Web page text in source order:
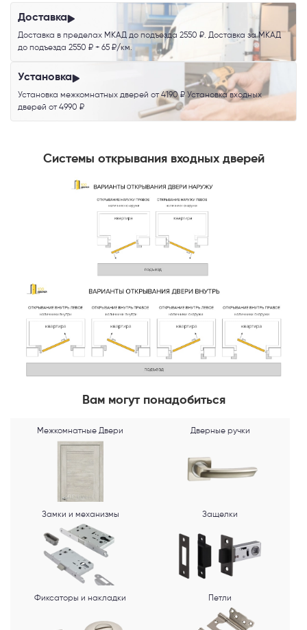
Доставка
Доставка в пределах МКАД до подъезда 2550 ₽. Доставка за МКАД
до подъезда 2550 ₽ + 65 ₽/км.
Установка
Установка межкомнатных дверей от 4190 ₽ Установка входных
дверей от 4990 ₽
Системы открывания входных дверей
Вам могут понадобиться
Межкомнатные Двери Дверные ручки
Замки и механизмы Защелки
Фиксаторы и накладки Петли
Выберите способ связи
Перезвонить
Telegram